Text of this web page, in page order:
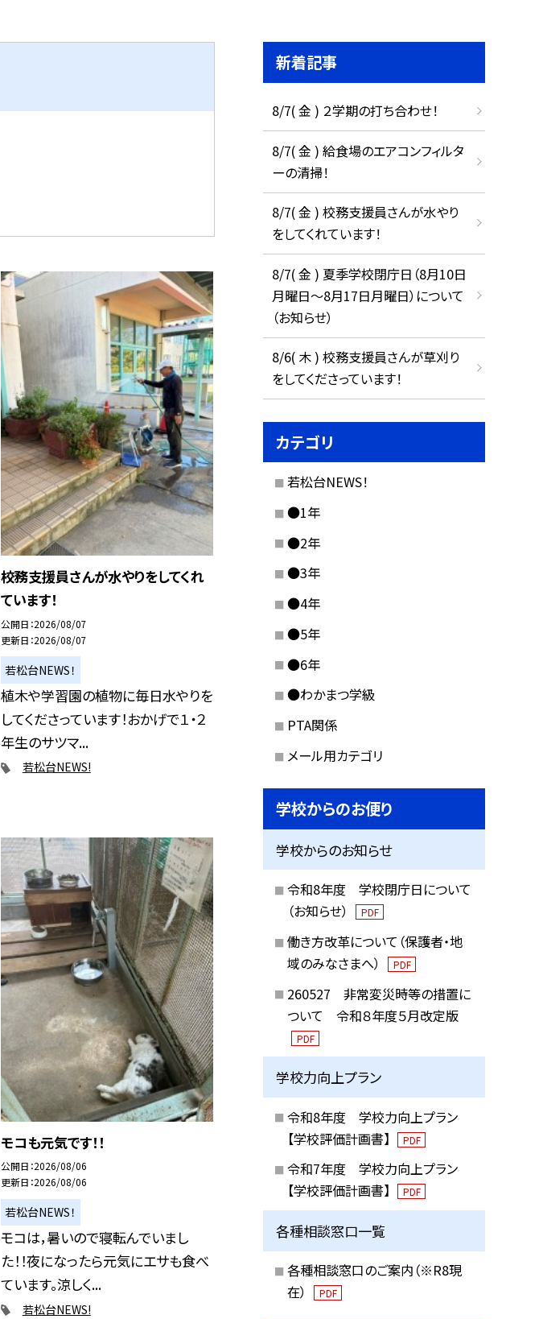
校務支援員さんが水やりをしてくれ
ています！
公開日 2026/08/07
更新日 2026/08/07
若松台NEWS！
植木や学習園の植物に毎日水やりを
してくださっています！おかげで１・２
年生のサツマ...
若松台NEWS!
モコも元気です！！
公開日 2026/08/06
更新日 2026/08/06
若松台NEWS！
モコは，暑いので寝転んでいまし
た！！夜になったら元気にエサも食べ
ています。涼しく...
若松台NEWS!
新着記事
8/7( 金 ) ２学期の打ち合わせ！
8/7( 金 ) 給食場のエアコンフィルタ
ーの清掃！
8/7( 金 ) 校務支援員さんが水やり
をしてくれています！
8/7( 金 ) 夏季学校閉庁日（8月10日
月曜日～8月17日月曜日）について
（お知らせ）
8/6( 木 ) 校務支援員さんが草刈り
をしてくださっています！
カテゴリ
若松台NEWS！
●1年
●2年
●3年
●4年
●5年
●6年
●わかまつ学級
PTA関係
メール用カテゴリ
学校からのお便り
学校からのお知らせ
令和8年度 学校閉庁日について
（お知らせ）
PDF
働き方改革について（保護者・地
域のみなさまへ）
PDF
260527 非常変災時等の措置に
ついて 令和８年度５月改定版
PDF
学校力向上プラン
令和8年度 学校力向上プラン
【学校評価計画書】
PDF
令和7年度 学校力向上プラン
【学校評価計画書】
PDF
各種相談窓口一覧
各種相談窓口のご案内（※R8現
在）
PDF